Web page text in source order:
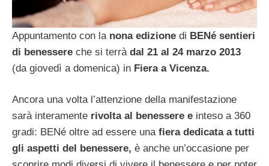
Appuntamento con la nona edizione di BENé sentieri
di benessere che si terrà dal 21 al 24 marzo 2013
(da giovedì a domenica) in Fiera a Vicenza.
Ancora una volta l’attenzione della manifestazione
sarà interamente rivolta al benessere e inteso a 360
gradi: BENé oltre ad essere una fiera dedicata a tutti
gli aspetti del benessere, è anche un’occasione per